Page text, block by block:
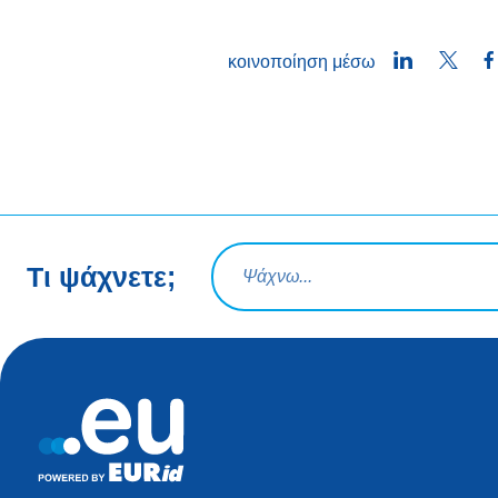
κοινοποίηση μέσω LinkedIn
Τι ψάχνετε;
Ερώτηση αναζήτησης